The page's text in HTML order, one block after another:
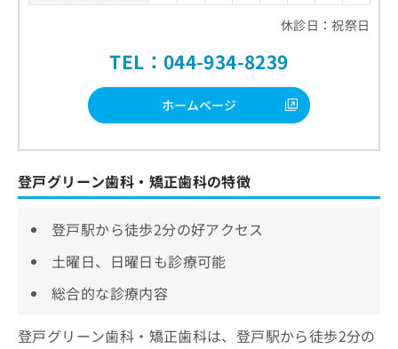
休診日：祝祭日
TEL：044-934-8239
ホームページ
登戸グリーン歯科・矯正歯科の特徴
登戸駅から徒歩2分の好アクセス
土曜日、日曜日も診療可能
総合的な診療内容
登戸グリーン歯科・矯正歯科は、登戸駅から徒歩2分の